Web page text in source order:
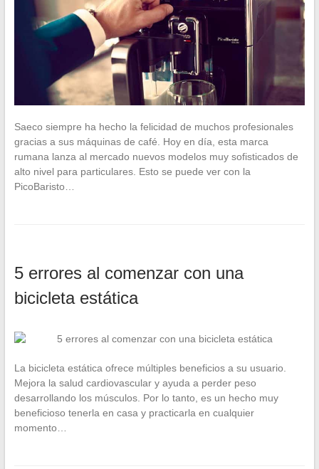
Saeco siempre ha hecho la felicidad de muchos profesionales
gracias a sus máquinas de café. Hoy en día, esta marca
rumana lanza al mercado nuevos modelos muy sofisticados de
alto nivel para particulares. Esto se puede ver con la
PicoBaristo…
5 errores al comenzar con una
bicicleta estática
La bicicleta estática ofrece múltiples beneficios a su usuario.
Mejora la salud cardiovascular y ayuda a perder peso
desarrollando los músculos. Por lo tanto, es un hecho muy
beneficioso tenerla en casa y practicarla en cualquier
momento…